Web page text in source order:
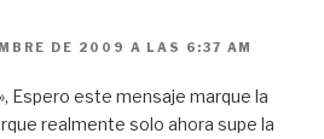
DE 2009 A LAS 6:37 AM
Espero este mensaje marque la
realmente solo ahora supe la